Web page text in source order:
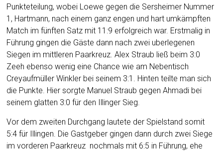
Punkteteilung, wobei Loewe gegen die Sersheimer Nummer
1, Hartmann, nach einem ganz engen und hart umkämpften
Match im fünften Satz mit 11:9 erfolgreich war. Erstmalig in
Führung gingen die Gäste dann nach zwei uberlegenen
Siegen im mittleren Paarkreuz. Alex Straub ließ beim 3:0
Zeeh ebenso wenig eine Chance wie am Nebentisch
Creyaufmüller Winkler bei seinem 3:1. Hinten teilte man sich
die Punkte. Hier sorgte Manuel Straub gegen Ahmadi bei
seinem glatten 3:0 für den Illinger Sieg.
Vor dem zweiten Durchgang lautete der Spielstand somit
5:4 für Illingen. Die Gastgeber gingen dann durch zwei Siege
im vorderen Paarkreuz nochmals mit 6:5 in Führung, ehe